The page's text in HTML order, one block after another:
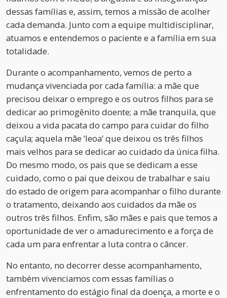
dessas famílias e, assim, temos a missão de acolher
cada demanda. Junto com a equipe multidisciplinar,
atuamos e entendemos o paciente e a família em sua
totalidade.
Durante o acompanhamento, vemos de perto a
mudança vivenciada por cada família: a mãe que
precisou deixar o emprego e os outros filhos para se
dedicar ao primogênito doente; a mãe tranquila, que
deixou a vida pacata do campo para cuidar do filho
caçula; aquela mãe ‘leoa’ que deixou os três filhos
mais velhos para se dedicar ao cuidado da única filha.
Do mesmo modo, os pais que se dedicam a esse
cuidado, como o pai que deixou de trabalhar e saiu
do estado de origem para acompanhar o filho durante
o tratamento, deixando aos cuidados da mãe os
outros três filhos. Enfim, são mães e pais que temos a
oportunidade de ver o amadurecimento e a força de
cada um para enfrentar a luta contra o câncer.
No entanto, no decorrer desse acompanhamento,
também vivenciamos com essas famílias o
enfrentamento do estágio final da doença, a morte e o